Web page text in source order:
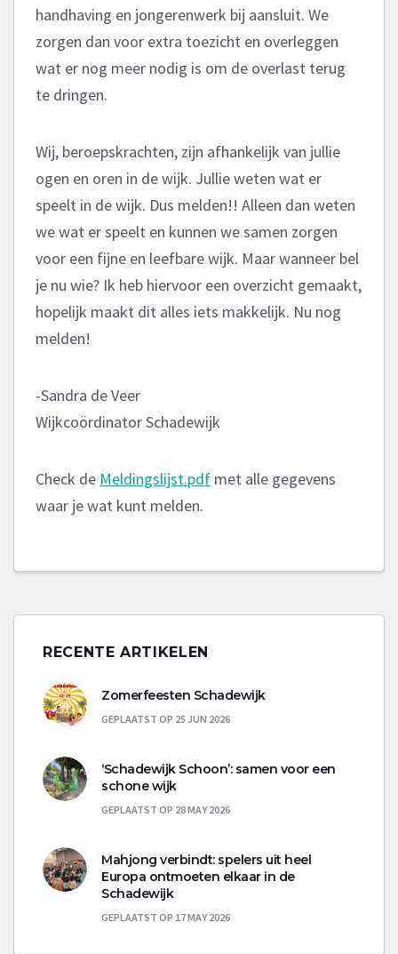
handhaving en jongerenwerk bij aansluit. We
zorgen dan voor extra toezicht en overleggen
wat er nog meer nodig is om de overlast terug
te dringen.
Wij, beroepskrachten, zijn afhankelijk van jullie
ogen en oren in de wijk. Jullie weten wat er
speelt in de wijk. Dus melden!! Alleen dan weten
we wat er speelt en kunnen we samen zorgen
voor een fijne en leefbare wijk. Maar wanneer bel
je nu wie? Ik heb hiervoor een overzicht gemaakt,
hopelijk maakt dit alles iets makkelijk. Nu nog
melden!
-Sandra de Veer
Wijkcoördinator Schadewijk
Check de Meldingslijst.pdf met alle gegevens
waar je wat kunt melden.
RECENTE ARTIKELEN
Zomerfeesten Schadewijk
GEPLAATST OP 25 JUN 2026
‘Schadewijk Schoon’: samen voor een
schone wijk
GEPLAATST OP 28 MAY 2026
Mahjong verbindt: spelers uit heel
Europa ontmoeten elkaar in de
Schadewijk
GEPLAATST OP 17 MAY 2026